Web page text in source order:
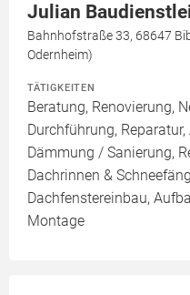
Julian
Bahnhofstraße 33, 68647
Odernheim)
TÄTIGKEITEN
Beratung, Renovierung,
Durchführung,
Dämmung / Sanierung,
Dachrinnen &
Dachfenstereinbau,
Montage